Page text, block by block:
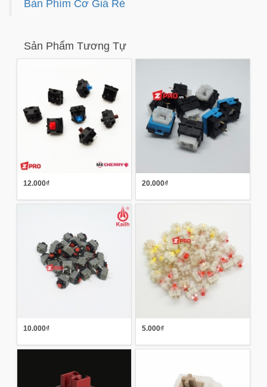
Bàn Phím Cơ Giá Rẻ
Sản Phẩm Tương Tự
12.000₫ 20.000₫
10.000₫ 5.000₫